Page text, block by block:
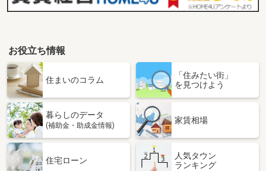
お役立ち情報
住まいのコラム
「住みたい街」
を見つけよう
暮らしのデータ
(補助金・助成金情報)
家賃相場
住宅ローン
人気タウン
ランキング